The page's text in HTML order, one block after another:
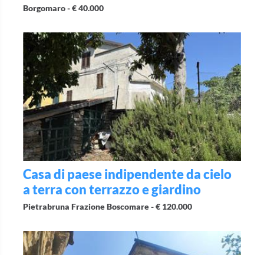
Borgomaro -€ 40.000
Casa di paese indipendente da cielo
a terra con terrazzo e giardino
Pietrabruna Frazione Boscomare -€ 120.000